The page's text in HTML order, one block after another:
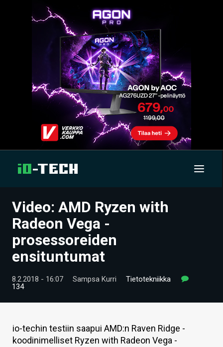
UUTISET
ARTIKKELIT
VIDEOT
TECHBBS
KAUPPA
Video: AMD Ryzen with
Radeon Vega -
prosessoreiden
ensituntumat
8.2.2018 - 16:07 Sampsa Kurri
Tietotekniikka
134
io-techin testiin saapui AMD:n Raven Ridge -
koodinimelliset Ryzen with Radeon Vega -